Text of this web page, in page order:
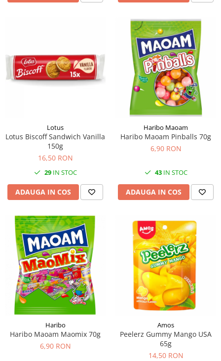
Lotus
Lotus Biscoff Sandwich Vanilla
150g
16,50 RON
29IN STOC
ADAUGA IN COS
Haribo Maoam
Haribo Maoam Pinballs 70g
6,90 RON
43IN STOC
ADAUGA IN COS
Haribo
Haribo Maoam Maomix 70g
6,90 RON
Amos
Peelerz Gummy Mango USA
65g
14,50 RON